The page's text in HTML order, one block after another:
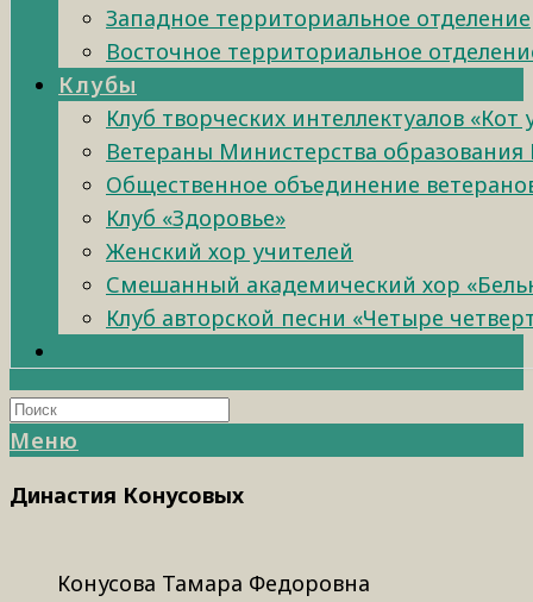
Западное территориальное отделение
Восточное территориальное
Клубы
Клуб творческих интеллектуалов «Кот
Ветераны Министерства образования
Общественное объединение
Клуб «Здоровье»
Женский хор учителей
Смешанный академический хор
Клуб авторской песни «Четыре
Меню
Династия Конусовых
Конусова Тамара Федоровна